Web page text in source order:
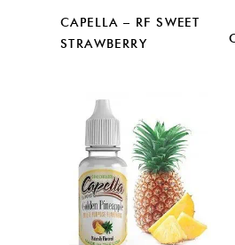
CAPELLA – RF SWEET
STRAWBERRY